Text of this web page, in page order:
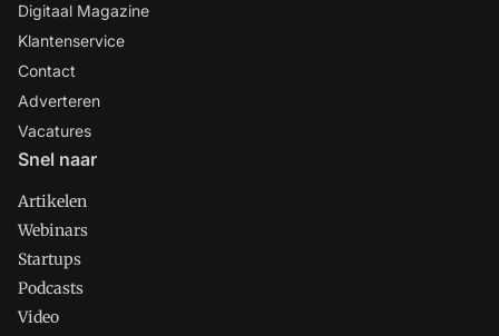
Digitaal Magazine
Klantenservice
Contact
Adverteren
Vacatures
Snel naar
Artikelen
Webinars
Startups
Podcasts
Video